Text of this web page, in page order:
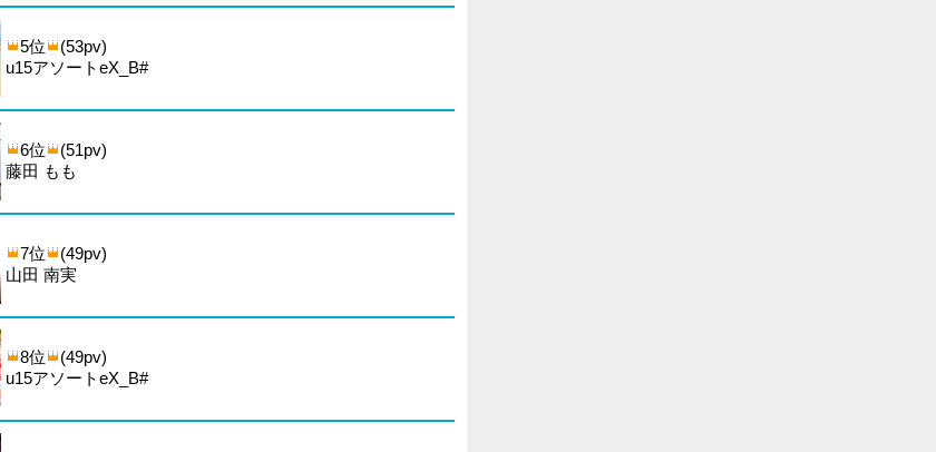
5位
(53pv)
u15アソートeX_B#
6位
(51pv)
藤田 もも
7位
(49pv)
山田 南実
8位
(49pv)
u15アソートeX_B#